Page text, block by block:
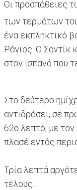
Οι προσπάθειες
των τερμάτων
ένα εκπληκτικό
Ράγιος. Ο Σαντίκ
στον Ισπανό που
Στο δεύτερο
αντιδράσει, σε
62ο λεπτό, με τον
πλασέ εντός
Τρία λεπτά
τέλους.